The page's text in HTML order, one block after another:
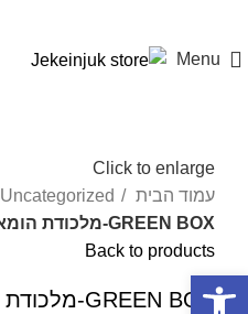
Menu
Click to enlarge
עמוד הבית
Uncategorized
GREEN BOX-מלכודת הומאנית לחולדות
Back to products
GREEN BOX-מלכודת הומאנית לחולדות
פתח סרגל נגישות